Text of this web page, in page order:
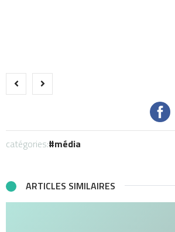
catégories: média
ARTICLES SIMILAIRES